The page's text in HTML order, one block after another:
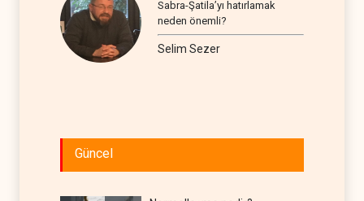
Sabra-Şatila’yı hatırlamak
neden önemli?
Selim Sezer
Güncel